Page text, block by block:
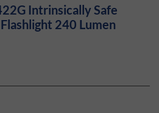
Intrinsically Safe
240 Lumen